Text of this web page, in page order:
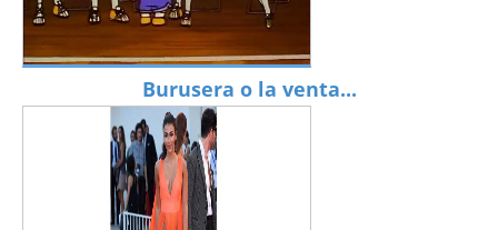
Burusera o la venta...